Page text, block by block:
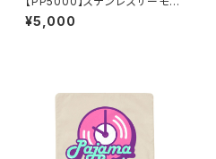
ンブラー 450ml（初回限定コー
スター付）
¥5,000